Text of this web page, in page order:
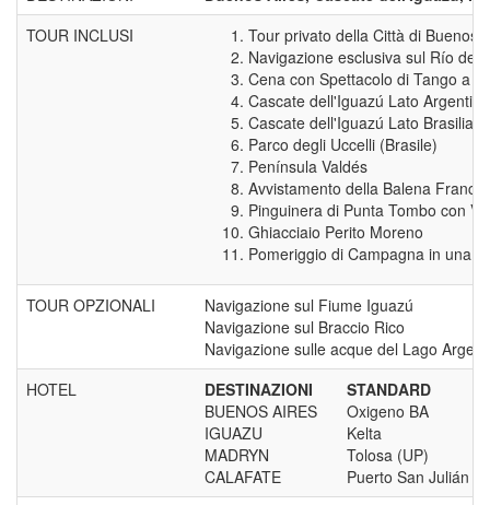
TOUR INCLUSI
Tour privato della Città di Buenos
Navigazione esclusiva sul Río de
Cena con Spettacolo di Tango a
Cascate dell'Iguazú Lato Argentino
Cascate dell'Iguazú Lato Brasiliano
Parco degli Uccelli (Brasile)
Península Valdés
Avvistamento della Balena Franca
Pinguinera di Punta Tombo con
Ghiacciaio Perito Moreno
Pomeriggio di Campagna in una
TOUR OPZIONALI
Navigazione sul Fiume Iguazú
Navigazione sul Braccio Rico
Navigazione sulle acque del Lago
HOTEL
DESTINAZIONI
STANDARD
BUENOS AIRES
Oxigeno BA
IGUAZU
Kelta
MADRYN
Tolosa (UP)
CALAFATE
Puerto San Julián